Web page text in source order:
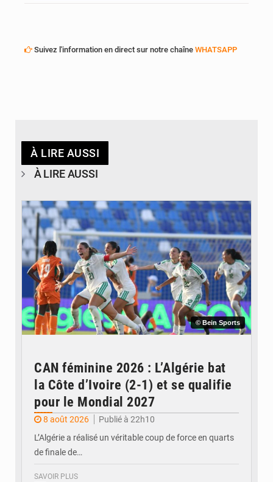
Suivez l'information en direct sur notre chaîne WHATSAPP
À LIRE AUSSI
À LIRE AUSSI
© Bein Sports
CAN féminine 2026 : L’Algérie bat
la Côte d’Ivoire (2-1) et se qualifie
pour le Mondial 2027
8 août 2026
Publié à 22h10
L’Algérie a réalisé un véritable coup de force en quarts
de finale de…
SAVOIR PLUS